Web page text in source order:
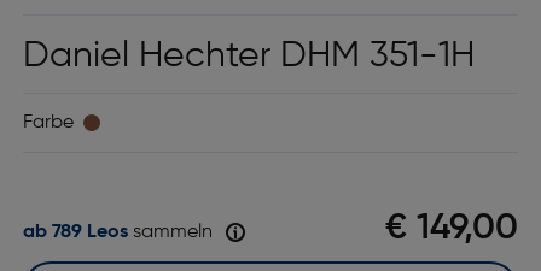
Daniel Hechter DHM 351-1H
Farbe
€ 149,00
ab 789 Leossammeln